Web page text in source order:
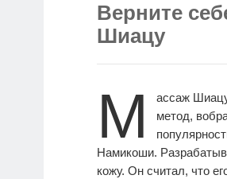
Верните
Шиацу
М
ассаж
метод,
Намикоши.
кожу. Он считал, что